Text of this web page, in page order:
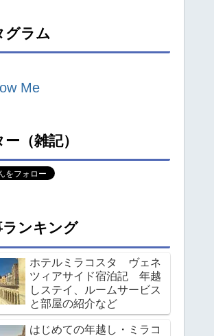
グラム
Me
（雑記）
ランキング
ホテルミラコスタ ヴェネ
ツィアサイド宿泊記 年越
しステイ、ルームサービス
と部屋の紹介など
はじめての年越し・ミラコ